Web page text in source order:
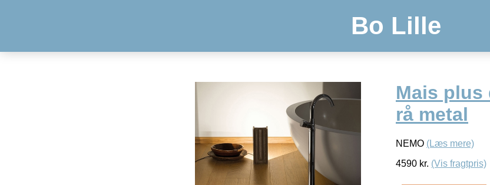
Bo Lille
Mais plus
rå metal
NEMO (Læs mere)
4590 kr. (Vis fragtpris)